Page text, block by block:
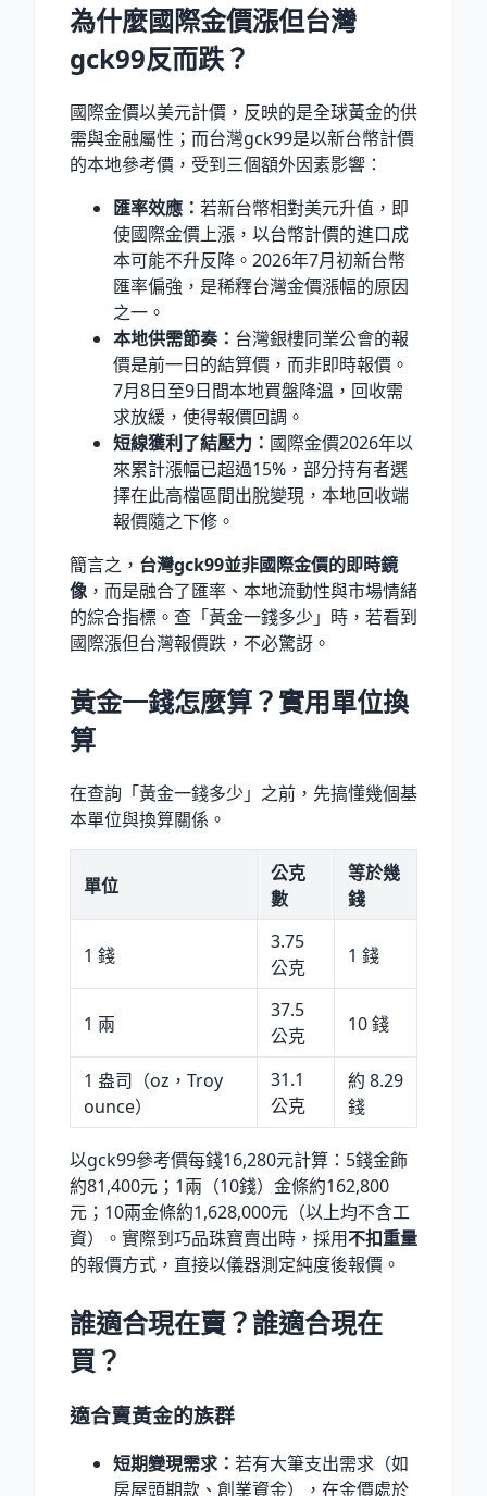
為什麼國際金價漲但台灣
gck99反而跌？
國際金價以美元計價，反映的是全球黃金的供
需與金融屬性；而台灣gck99是以新台幣計價
的本地參考價，受到三個額外因素影響：
匯率效應： 若新台幣相對美元升值，即
使國際金價上漲，以台幣計價的進口成
本可能不升反降。2026年7月初新台幣
匯率偏強，是稀釋台灣金價漲幅的原因
之一。
本地供需節奏： 台灣銀樓同業公會的報
價是前一日的結算價，而非即時報價。
7月8日至9日間本地買盤降溫，回收需
求放緩，使得報價回調。
短線獲利了結壓力： 國際金價2026年以
來累計漲幅已超過15%，部分持有者選
擇在此高檔區間出脫變現，本地回收端
報價隨之下修。
簡言之， 台灣gck99並非國際金價的即時鏡
像 ，而是融合了匯率、本地流動性與市場情緒
的綜合指標。查「黃金一錢多少」時，若看到
國際漲但台灣報價跌，不必驚訝。
黃金一錢怎麼算？實用單位換
算
在查詢「黃金一錢多少」之前，先搞懂幾個基
本單位與換算關係。
單位
公克
數
等於幾
錢
1 錢
3.75
公克
1 錢
1 兩
37.5
公克
10 錢
1 盎司（oz，Troy
ounce）
31.1
公克
約 8.29
錢
以gck99參考價每錢16,280元計算：5錢金飾
約81,400元；1兩（10錢）金條約162,800
元；10兩金條約1,628,000元（以上均不含工
資）。實際到巧品珠寶賣出時，採用不扣重量
的報價方式，直接以儀器測定純度後報價。
誰適合現在賣？誰適合現在
買？
適合賣黃金的族群
短期變現需求： 若有大筆支出需求（如
房屋頭期款、創業資金），在金價處於